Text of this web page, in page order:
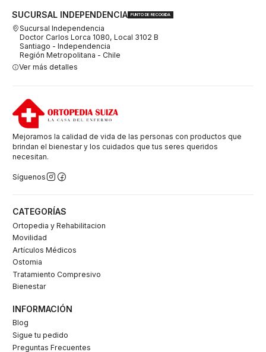
SUCURSAL INDEPENDENCIA PUNTO DE RECOGIDA
Sucursal Independencia
Doctor Carlos Lorca 1080, Local 3102 B
Santiago - Independencia
Región Metropolitana - Chile
Ver más detalles
Mejoramos la calidad de vida de las personas con productos que
brindan el bienestar y los cuidados que tus seres queridos
necesitan.
Síguenos
CATEGORÍAS
Ortopedia y Rehabilitacion
Movilidad
Artículos Médicos
Ostomia
Tratamiento Compresivo
Bienestar
INFORMACIÓN
Blog
Sigue tu pedido
Preguntas Frecuentes